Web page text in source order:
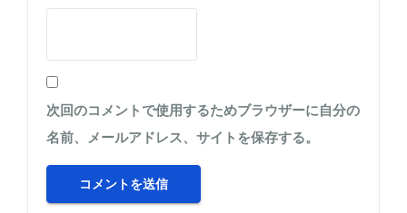
次回のコメントで使用するためブラウザーに自分の
名前、メールアドレス、サイトを保存する。